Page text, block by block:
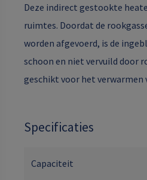
Deze indirect gestookte
ruimtes. Doordat de
worden afgevoerd, is de
schoon en niet vervuild door
geschikt voor het verwarmen
Specificaties
Capaciteit